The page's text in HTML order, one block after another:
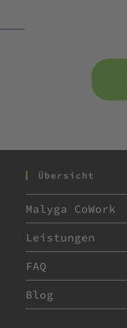
Übersicht
Malyga CoWork
Leistungen
FAQ
Blog